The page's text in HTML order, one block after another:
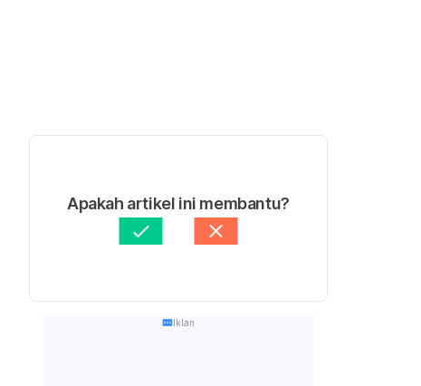
Apakah artikel ini membantu?
Iklan